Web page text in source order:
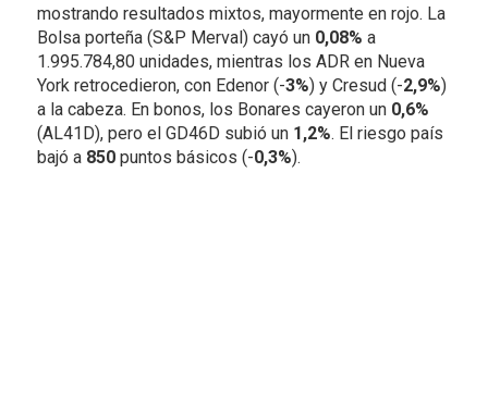
mostrando resultados mixtos, mayormente en rojo. La
Bolsa porteña (S&P Merval) cayó un 0,08% a
1.995.784,80 unidades, mientras los ADR en Nueva
York retrocedieron, con Edenor (-3%) y Cresud (-2,9%)
a la cabeza. En bonos, los Bonares cayeron un 0,6%
(AL41D), pero el GD46D subió un 1,2%. El riesgo país
bajó a 850puntos básicos (-0,3%).